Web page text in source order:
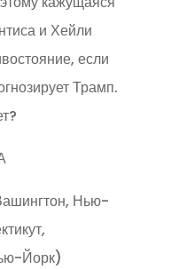
и Хейли
если
Трамп.
Нью-
Йорк)